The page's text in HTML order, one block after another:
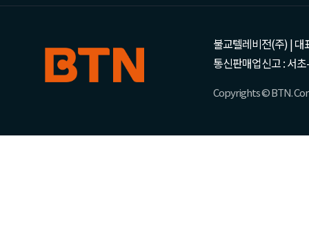
불교텔레비전(주) | 대
통신판매업신고 : 서
Copyrights © BTN.